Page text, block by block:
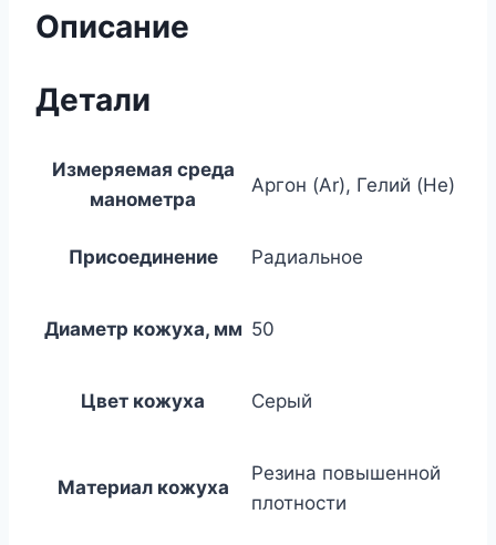
гелий
Описание
Детали
Измеряемая среда
манометра
Аргон (Ar), Гелий (He)
Присоединение Радиальное
Диаметр кожуха, мм 50
Цвет кожуха Серый
Материал кожуха
Резина повышенной
плотности